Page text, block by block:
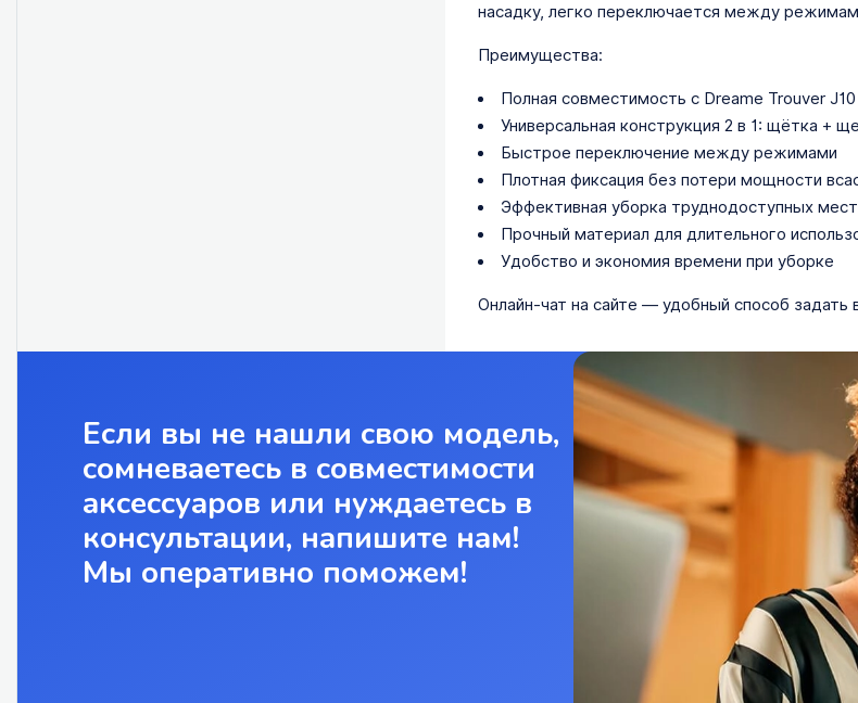
насадку, легко переключается между
Преимущества:
Полная совместимость с Dreame Trouver J10
Универсальная конструкция 2 в 1: щётка +
Быстрое переключение между режимами
Плотная фиксация без потери мощности
Эффективная уборка труднодоступных мест
Прочный материал для длительного
Удобство и экономия времени при уборке
Онлайн-чат на сайте — удобный способ задать
Если вы не нашли свою модель,
сомневаетесь в совместимости
аксессуаров или нуждаетесь в
консультации, напишите нам!
Мы оперативно поможем!